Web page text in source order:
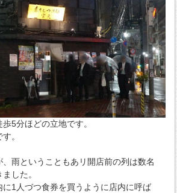
5分ほどの立地です。
。
雨ということもあリ開店前の列は数名
した。
に1人づつ食券を買うように店内に呼ば